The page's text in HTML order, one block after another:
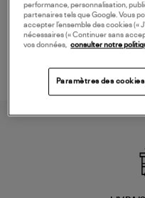
480,00 €
Sac Bobi S Cuir Lamé
Champagne
performance, personnalisation,
partenaires tels que Google. Vous
accepter l’ensemble des cookies («
nécessaires (« Continuer sans
vos données, consulter notre
Paramètres des cookies